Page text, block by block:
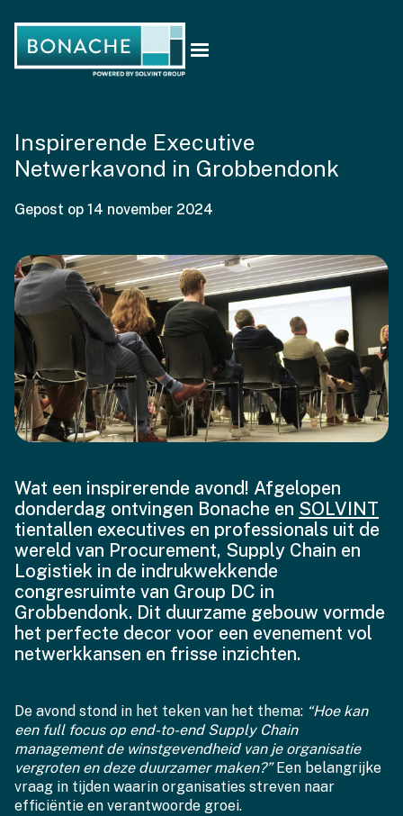
Inspirerende Executive
Netwerkavond in Grobbendonk
Gepost op 14 november 2024
Wat een inspirerende avond! Afgelopen
donderdag ontvingen Bonache en SOLVINT
tientallen executives en professionals uit de
wereld van Procurement, Supply Chain en
Logistiek in de indrukwekkende
congresruimte van Group DC in
Grobbendonk. Dit duurzame gebouw vormde
het perfecte decor voor een evenement vol
netwerkkansen en frisse inzichten.
De avond stond in het teken van het thema: “Hoe kan
een full focus op end-to-end Supply Chain
management de winstgevendheid van je organisatie
vergroten en deze duurzamer maken?”Een belangrijke
vraag in tijden waarin organisaties streven naar
efficiëntie en verantwoorde groei.